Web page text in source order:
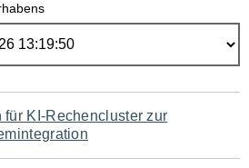
KI-Rechencluster zur